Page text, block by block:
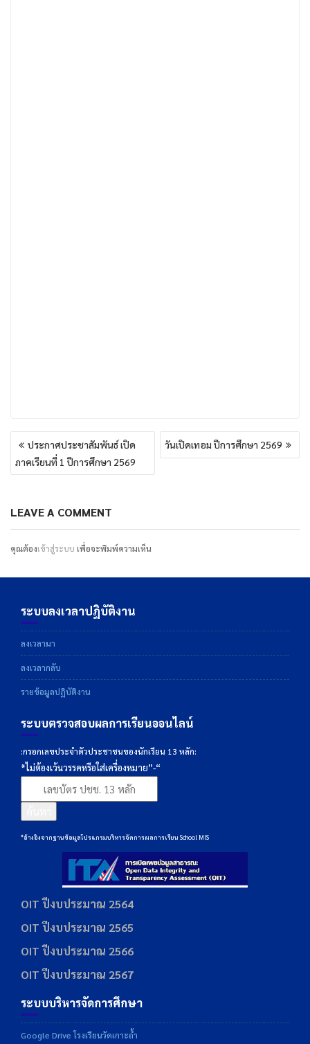
แนะแนว
เรื่องประกาศประชาสัมพันธ์ เปิด
ภาคเรียนที่ 1 ปีการศึกษา 2569
วันเปิดเทอม ปีการศึกษา 2569
LEAVE A COMMENT
คุณต้องเข้าสู่ระบบ เพื่อจะพิมพ์ความเห็น
ระบบลงเวลาปฏิบัติงาน
ลงเวลามา
ลงเวลากลับ
รายข้อมูลปฏิบัติงาน
ระบบตรวจสอบผลการเรียนออนไลน์
:กรอกเลขประจำตัวประชาชนของนักเรียน 13 หลัก:
*ไม่ต้องเว้นวรรคหรือใส่เครื่องหมาย”-“
*อ้างอิงจากฐานข้อมูลโปรแกรมบริหารจัดการผลการเรียน School MIS
OIT ปีงบประมาณ 2564
OIT ปีงบประมาณ 2565
OIT ปีงบประมาณ 2566
OIT ปีงบประมาณ 2567
ระบบบริหารจัดการศึกษา
Google Drive โรงเรียนวัดเกาะถ้ำ